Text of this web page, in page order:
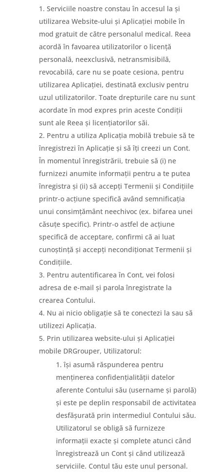
Serviciile noastre constau în accesul la și
utilizarea Website-ului și Aplicației mobile în
mod gratuit de către personalul medical. Reea
acordă în favoarea utilizatorilor o licență
personală, neexclusivă, netransmisibilă,
revocabilă, care nu se poate cesiona, pentru
utilizarea Aplicației, destinată exclusiv pentru
uzul utilizatorilor. Toate drepturile care nu sunt
acordate în mod expres prin aceste Condiții
sunt ale Reea și licențiatorilor săi.
Pentru a utiliza Aplicația mobilă trebuie să te
înregistrezi în Aplicație și să îți creezi un Cont.
În momentul înregistrării, trebuie să (i) ne
furnizezi anumite informații pentru a te putea
înregistra și (ii) să accepți Termenii și Condițiile
printr-o acțiune specifică având semnificația
unui consimțământ neechivoc (ex. bifarea unei
căsuțe specific). Printr-o astfel de acțiune
specifică de acceptare, confirmi că ai luat
cunoștință și accepți necondiționat Termenii și
Condițiile.
Pentru autentificarea în Cont, vei folosi
adresa de e-mail și parola înregistrate la
crearea Contului.
Nu ai nicio obligație să te conectezi la sau să
utilizezi Aplicația.
Prin utilizarea website-ului și Aplicației
mobile DRGrouper, Utilizatorul:
își asumă răspunderea pentru
menținerea confidențialității datelor
aferente Contului său (username și parolă)
și este pe deplin responsabil de activitatea
desfășurată prin intermediul Contului său.
Utilizatorul se obligă să furnizeze
informații exacte și complete atunci când
înregistrează un Cont și când utilizează
serviciile. Contul tău este unul personal.